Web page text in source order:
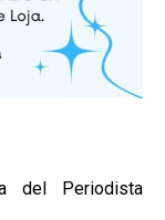
del Periodista